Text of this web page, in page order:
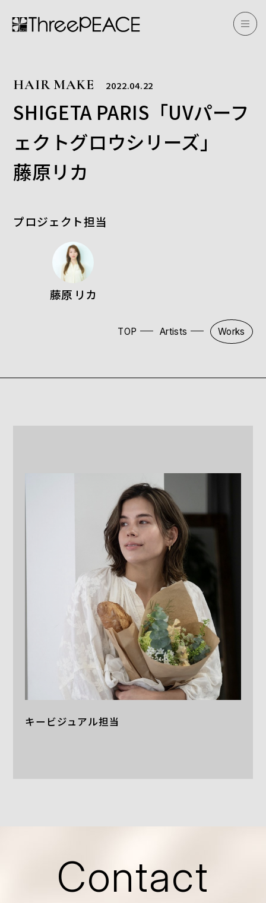
HAIR MAKE 2022.04.22
SHIGETA PARIS「UVパーフ
ェクトグロウシリーズ」
藤原リカ
プロジェクト担当
藤原 リカ
TOP Artists Works
キービジュアル担当
Contact